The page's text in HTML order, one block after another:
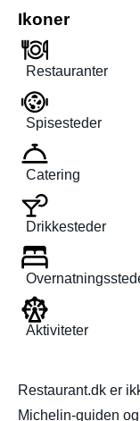
Ikoner
Restauranter
Spisesteder
Catering
Drikkesteder
Aktiviteter
Restaurant.dk er
Michelin-guiden